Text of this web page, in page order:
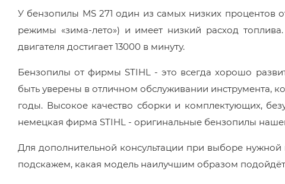
У бензопилы MS 271 один из самых низких процентов
режимы «зима-лето») и имеет низкий расход
двигателя достигает 13000 в минуту.
Бензопилы от фирмы STIHL - это всегда хорошо
быть уверены в отличном обслуживании инструмента,
годы. Высокое качество сборки и комплектующих,
немецкая фирма STIHL - оригинальные бензопилы
Для дополнительной консультации при выборе
подскажем, какая модель наилучшим образом